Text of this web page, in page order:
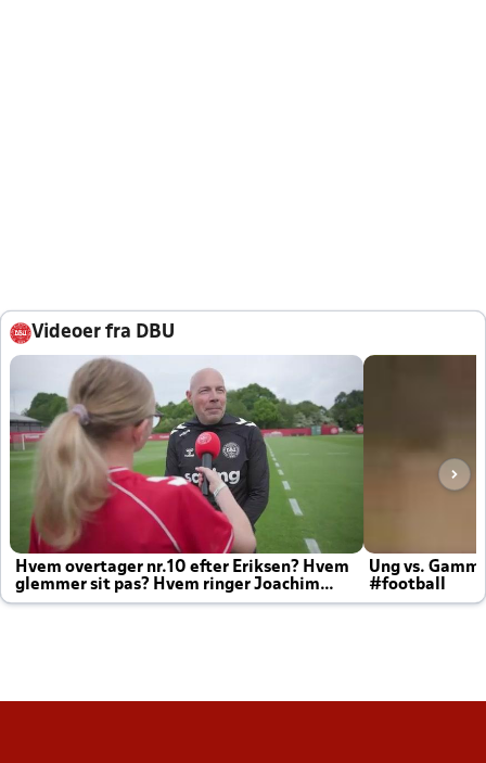
Videoer fra DBU
Hvem overtager nr.10 efter Eriksen? Hvem
glemmer sit pas? Hvem ringer Joachim
altid til efter kampe?
Ung vs.
#football